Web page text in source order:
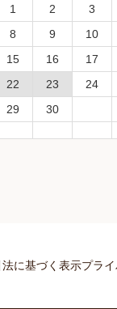
1 2
3
8 9
10
15 16
17
22 23
24
29 30
に基づく表示プラ